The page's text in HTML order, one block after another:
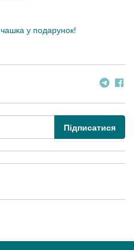
у подарунок!
Підписатися